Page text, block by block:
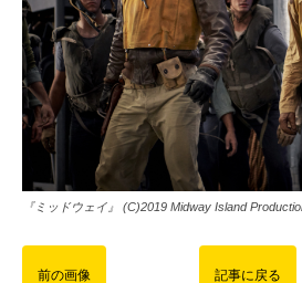
『ミッドウェイ』 (C)2019 Midway Island
前の画像 記事に戻る